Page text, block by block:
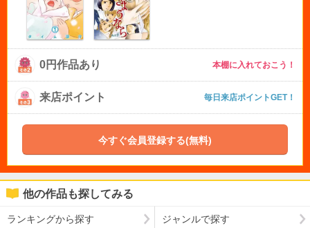
0円作品あり 本棚に入れておこう！
来店ポイント 毎日来店ポイントGET！
今すぐ会員登録する(無料)
他の作品も探してみる
ランキングから探す ジャンルで探す